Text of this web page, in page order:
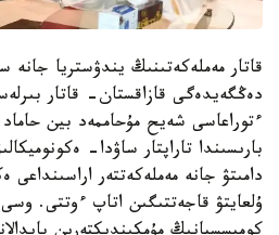
قاتار مەملەكەتىنىڭ يندۋستريا
دەڭگەيدەگى قازاقستان- قاتار
ءتوراعاسى شەيح مۇحاممەد بين
بارىسىندا تاراپتار ساۋدا-
دامىتۋ جانە مەملەكەتتەر اراسىنداعى
ۇلعايتۋ قاجەتتىگىن اتاپ ءوتتى. وسى